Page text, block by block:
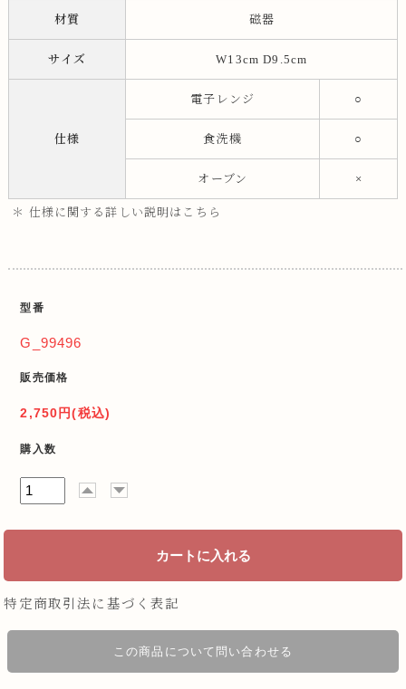
材質 磁器
サイズ W13cm D9.5cm
仕様
電子レンジ ○
食洗機 ○
オーブン ×
＊ 仕様に関する詳しい説明はこちら
型番
G_99496
販売価格
2,750円(税込)
購入数
特定商取引法に基づく表記
この商品について問い合わせる